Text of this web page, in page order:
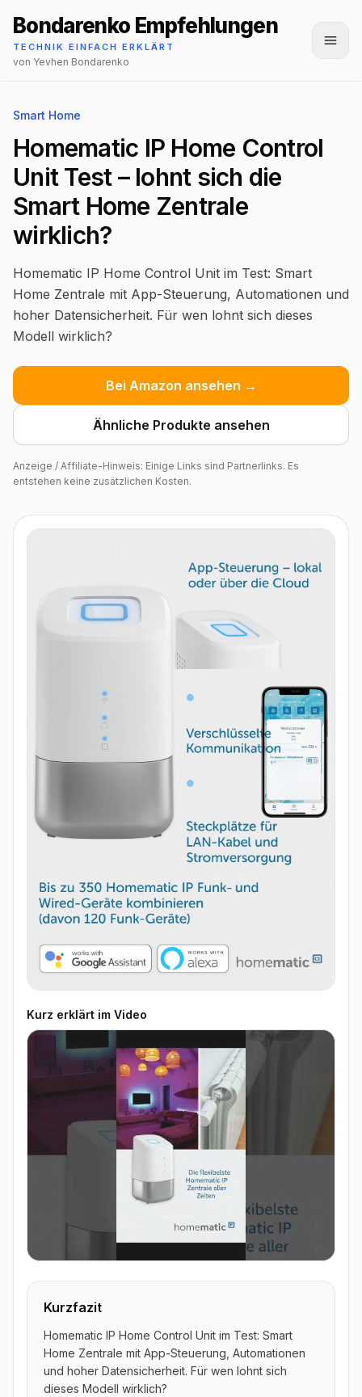
Bondarenko Empfehlungen
TECHNIK EINFACH ERKLÄRT
von Yevhen Bondarenko
Smart Home
Homematic IP Home Control
Unit Test – lohnt sich die
Smart Home Zentrale
wirklich?
Homematic IP Home Control Unit im Test: Smart
Home Zentrale mit App-Steuerung, Automationen und
hoher Datensicherheit. Für wen lohnt sich dieses
Modell wirklich?
Bei Amazon ansehen →
Ähnliche Produkte ansehen
Anzeige / Affiliate-Hinweis: Einige Links sind Partnerlinks. Es
entstehen keine zusätzlichen Kosten.
Kurz erklärt im Video
▶ Video ansehen
Kurzfazit
Homematic IP Home Control Unit im Test: Smart
Home Zentrale mit App-Steuerung, Automationen
und hoher Datensicherheit. Für wen lohnt sich
dieses Modell wirklich?